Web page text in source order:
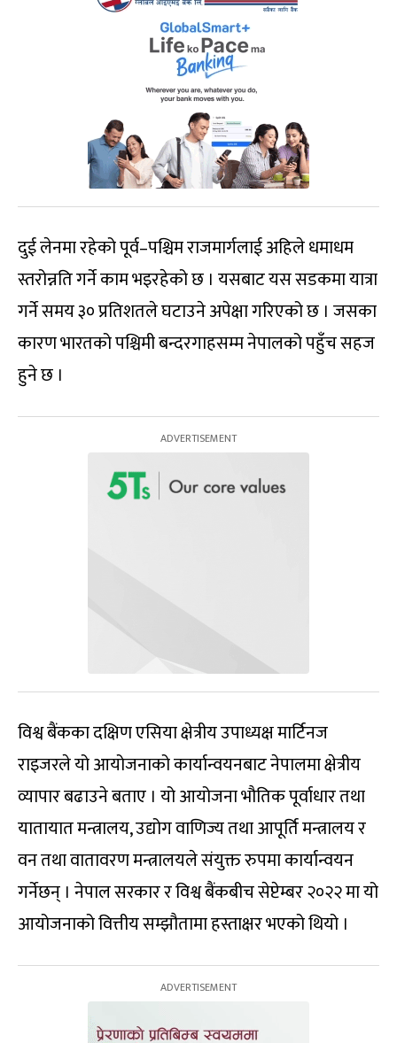
दुई लेनमा रहेको पूर्व–पश्चिम राजमार्गलाई अहिले धमाधम
स्तरोन्नति गर्ने काम भइरहेको छ । यसबाट यस सडकमा यात्रा
गर्ने समय ३० प्रतिशतले घटाउने अपेक्षा गरिएको छ । जसका
कारण भारतको पश्चिमी बन्दरगाहसम्म नेपालको पहुँच सहज
हुने छ ।
विश्व बैंकका दक्षिण एसिया क्षेत्रीय उपाध्यक्ष मार्टिनज
राइजरले यो आयोजनाको कार्यान्वयनबाट नेपालमा क्षेत्रीय
व्यापार बढाउने बताए । यो आयोजना भौतिक पूर्वाधार तथा
यातायात मन्त्रालय, उद्योग वाणिज्य तथा आपूर्ति मन्त्रालय र
वन तथा वातावरण मन्त्रालयले संयुक्त रुपमा कार्यान्वयन
गर्नेछन् । नेपाल सरकार र विश्व बैंकबीच सेप्टेम्बर २०२२ मा यो
आयोजनाको वित्तीय सम्झौतामा हस्ताक्षर भएको थियो ।